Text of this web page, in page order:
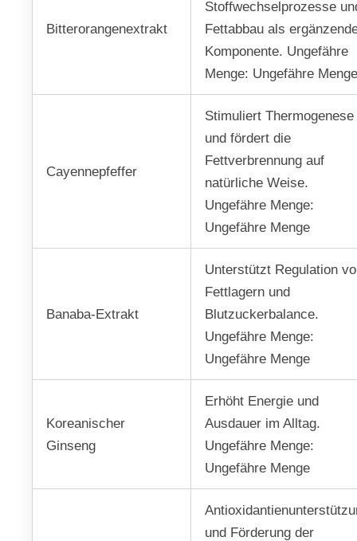
Bitterorangenextrakt
Stoffwechselprozesse
Fettabbau als
Komponente. Ungefähre
Menge: Ungefähre
Cayennepfeffer
Stimuliert Thermogenese
und fördert die
Fettverbrennung auf
natürliche Weise.
Ungefähre Menge:
Ungefähre Menge
Banaba-Extrakt
Unterstützt Regulation
Fettlagern und
Blutzuckerbalance.
Ungefähre Menge:
Ungefähre Menge
Koreanischer
Ginseng
Erhöht Energie und
Ausdauer im Alltag.
Ungefähre Menge:
Ungefähre Menge
und Förderung der